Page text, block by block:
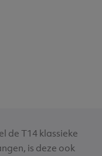
de T14 klassieke
is deze ook